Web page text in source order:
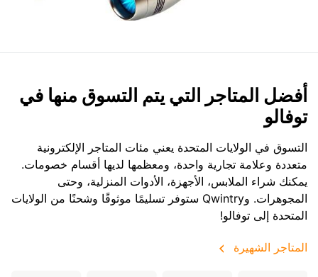
أفضل المتاجر التي يتم التسوق منها في
توفالو
التسوق في الولايات المتحدة يعني مئات المتاجر الإلكترونية
متعددة وعلامة تجارية واحدة، ومعظمها لديها أقسام خصومات.
يمكنك شراء الملابس، الأجهزة، الأدوات المنزلية، وحتى
المجوهرات. وQwintry ستوفر تسليمًا موثوقًا وشحنًا من الولايات
المتحدة إلى توفالو!
المتاجر الشهيرة